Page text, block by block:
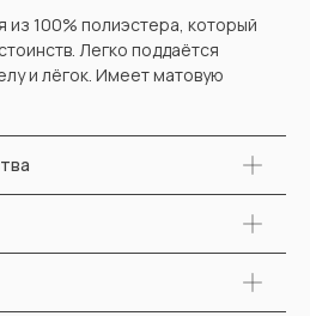
100% полиэстера, который
Легко поддаётся
и лёгок. Имеет матовую